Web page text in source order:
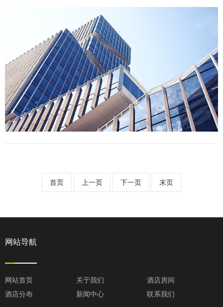
首页 上一页 下一页 末页
网站导航
网站首页 关于我们
酒店房间
酒店分布
新闻中心 联系我们